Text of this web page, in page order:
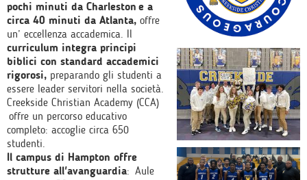
pochi minuti da Charleston e a
circa 40 minuti da Atlanta, offre
un’ eccellenza accademica. Il
curriculum integra principi
biblici con standard accademici
rigorosi, preparando gli studenti a
essere leader servitori nella società.
Creekside Christian Academy (CCA)
offre un percorso educativo
completo: accoglie circa 650
studenti.
Il campus di Hampton offre
strutture all'avanguardia: Aule